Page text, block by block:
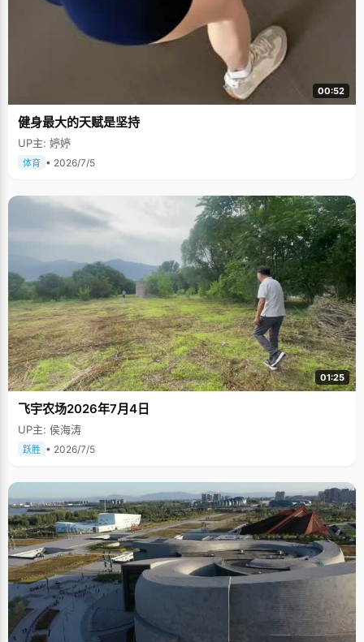
00:52
健身最大的天赋是坚持
UP主: 婷婷
体育 • 2026/7/5
01:25
飞宇农场2026年7月4日
UP主: 侯海涛
跃胜 • 2026/7/5